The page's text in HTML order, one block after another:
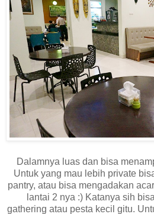
Dalamnya luas dan bisa
Untuk yang mau lebih private
pantry, atau bisa mengadakan
lantai 2 nya :) Katanya sih
gathering atau pesta kecil gitu.